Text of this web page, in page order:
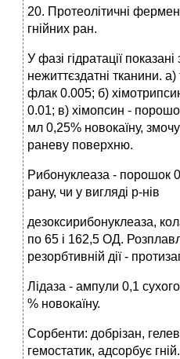
20. Протеолітичні
гнійних ран.
У фазі гідратації
нежиттєздатні тканини.
флак 0.005; б)
0.01; в) хімопсин -
мл 0,25% новокаїну,
раневу поверхню.
Рибонуклеаза - порошок
рану, чи у вигляді р-нів
дезоксирибонуклеаза,
по 65 і 162,5 ОД.
резорбтивній дії -
Лідаза - ампули 0,1
% новокаїну.
Сорбенти: добрізан,
гемостатик, адсорбує гній.